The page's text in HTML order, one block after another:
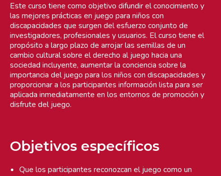
Este curso tiene como objetivo difundir el conocimiento y
las mejores prácticas en juego para niños con
discapacidades que surgen del esfuerzo conjunto de
investigadores, profesionales y usuarios. El curso tiene el
propósito a largo plazo de arrojar las semillas de un
cambio cultural sobre el derecho al juego hacia una
sociedad incluyente, aumentar la conciencia sobre la
importancia del juego para los niños con discapacidades y
proporcionar a los participantes información lista para ser
aplicada inmediatamente en los entornos de promoción y
disfrute del juego.
Objetivos específicos
Que los participantes reconozcan el juego como un